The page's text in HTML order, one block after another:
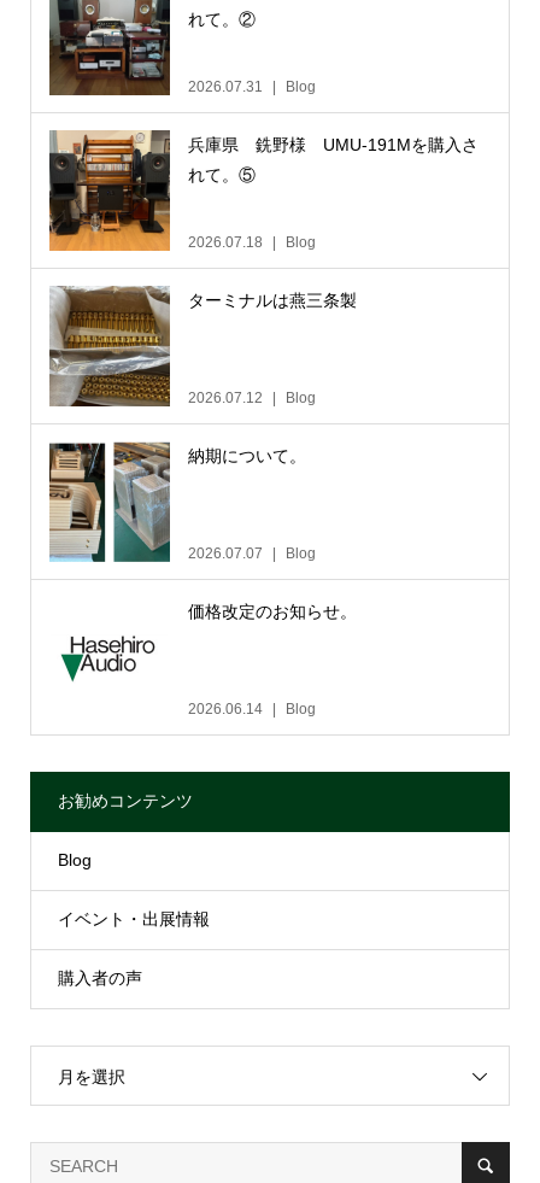
れて。②
2026.07.31 Blog
兵庫県 銑野様 UMU-191Mを購入さ
れて。⑤
2026.07.18 Blog
ターミナルは燕三条製
2026.07.12 Blog
納期について。
2026.07.07 Blog
価格改定のお知らせ。
2026.06.14 Blog
お勧めコンテンツ
Blog
イベント・出展情報
購入者の声
月を選択